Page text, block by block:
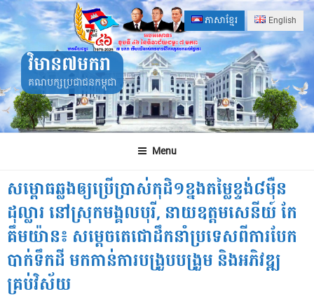
Skip
to
content
ភាសាខ្មែរ English
វិមាន៧មករា
គណបក្សប្រជាជនកម្ពុជា
Menu
សម្ពោធឆ្លងឲ្យប្រើប្រាស់កុដិ១ខ្នងតម្លៃខ្ទង់៨ម៉ឺន
ដុល្លារ នៅស្រុកមង្គលបុរី, នាយឧត្តមសេនីយ៍ កែ
គឹមយ៉ាន៖ សម្តេចតេជោដឹកនាំប្រទេសពីការបែក
បាក់ទឹកដី មកកាន់ការបង្រួបបង្រួម និងអភិវឌ្ឍ
គ្រប់វិស័យ